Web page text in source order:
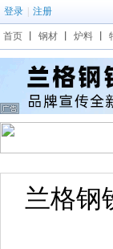
登录 注册
首页 钢材 炉料
兰格钢